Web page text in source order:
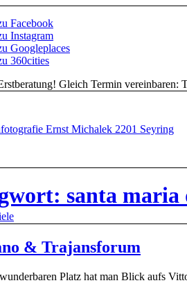
Facebook
Instagram
Googleplaces
360cities
Gleich Termin vereinbaren:
santa maria
& Trajansforum
Platz hat man Blick aufs